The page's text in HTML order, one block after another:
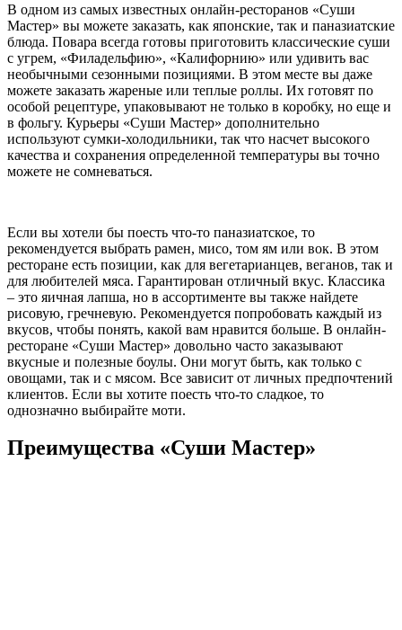
В одном из самых известных онлайн-ресторанов «Суши
Мастер» вы можете заказать, как японские, так и паназиатские
блюда. Повара всегда готовы приготовить классические суши
с угрем, «Филадельфию», «Калифорнию» или удивить вас
необычными сезонными позициями. В этом месте вы даже
можете заказать жареные или теплые роллы. Их готовят по
особой рецептуре, упаковывают не только в коробку, но еще и
в фольгу. Курьеры «Суши Мастер» дополнительно
используют сумки-холодильники, так что насчет высокого
качества и сохранения определенной температуры вы точно
можете не сомневаться.
Если вы хотели бы поесть что-то паназиатское, то
рекомендуется выбрать рамен, мисо, том ям или вок. В этом
ресторане есть позиции, как для вегетарианцев, веганов, так и
для любителей мяса. Гарантирован отличный вкус. Классика
– это яичная лапша, но в ассортименте вы также найдете
рисовую, гречневую. Рекомендуется попробовать каждый из
вкусов, чтобы понять, какой вам нравится больше. В онлайн-
ресторане «Суши Мастер» довольно часто заказывают
вкусные и полезные боулы. Они могут быть, как только с
овощами, так и с мясом. Все зависит от личных предпочтений
клиентов. Если вы хотите поесть что-то сладкое, то
однозначно выбирайте моти.
Преимущества «Суши Мастер»